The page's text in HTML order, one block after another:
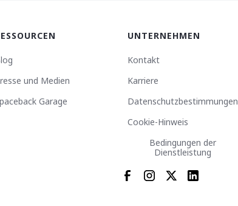
und Medien
Garage
UNTERNEHMEN
Kontakt
Karriere
Datenschutzbestimmungen
Cookie-Hinweis
Bedingungen der
Dienstleistung